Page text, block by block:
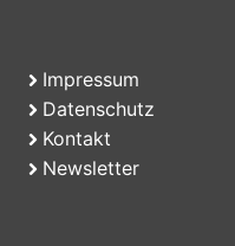
Impressum
Datenschutz
Kontakt
Newsletter